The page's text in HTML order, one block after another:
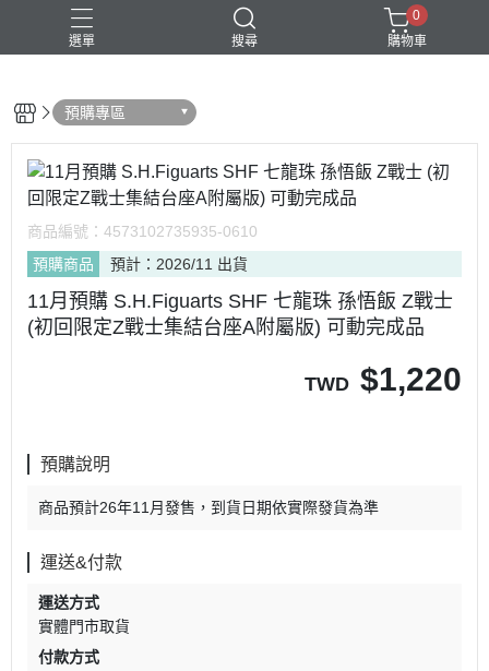
選單 搜尋
0
購物車
預購專區
商品編號： 4573102735935-0610
預購商品
預計：2026/11 出貨
11月預購 S.H.Figuarts SHF 七龍珠 孫悟飯 Z戰士
(初回限定Z戰士集結台座A附屬版) 可動完成品
TWD $1,220
預購說明
商品預計26年11月發售，到貨日期依實際發貨為準
運送&付款
運送方式
實體門市取貨
付款方式